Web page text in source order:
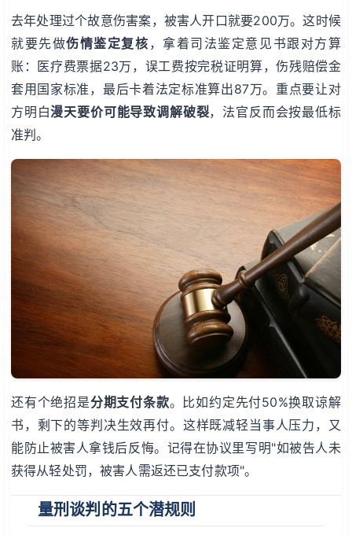
去年处理过个故意伤害案，被害人开口就要200万。这时候
就要先做伤情鉴定复核 ，拿着司法鉴定意见书跟对方算
账：医疗费票据23万，误工费按完税证明算，伤残赔偿金
套用国家标准，最后卡着法定标准算出87万。重点要让对
方明白漫天要价可能导致调解破裂，法官反而会按最低标
准判。
还有个绝招是分期支付条款。比如约定先付50%换取谅解
书，剩下的等判决生效再付。这样既减轻当事人压力，又
能防止被害人拿钱后反悔。记得在协议里写明"如被告人未
获得从轻处罚，被害人需返还已支付款项"。
量刑谈判的五个潜规则